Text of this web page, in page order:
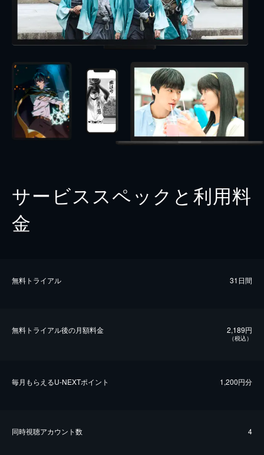
サービススペックと利用料
金
無料トライアル 31日間
無料トライアル後の⽉額料金 2,189円
（税込）
毎⽉もらえるU-NEXTポイント 1,200円分
同時視聴アカウント数 4